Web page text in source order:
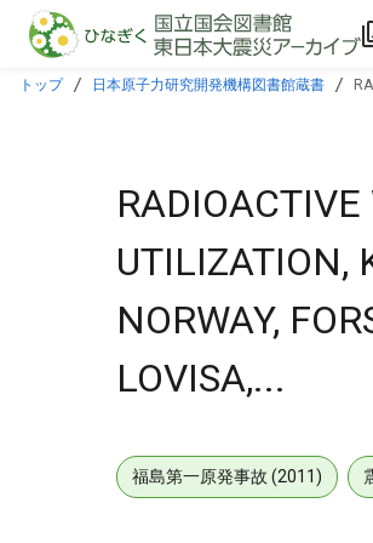
本文に飛ぶ
トップ 日本原子力研究開発機構図書館蔵書
UTILIZATION,
NORWAY,
LOVISA,...
福島第一原発事故 (2011)